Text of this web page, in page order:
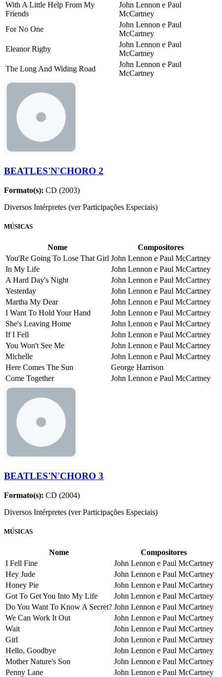
With A Little Help From My
Friends
John Lennon e Paul
McCartney
For No One
John Lennon e Paul
McCartney
Eleanor Rigby
John Lennon e Paul
McCartney
The Long And Widing Road
John Lennon e Paul
McCartney
BEATLES'N'CHORO 2
Formato(s): CD (2003)
Diversos Intérpretes (ver Participações Especiais)
MÚSICAS
Nome
Compositores
You'Re Going To Lose That Girl John Lennon e Paul McCartney
In My Life
John Lennon e Paul McCartney
A Hard Day's Night
John Lennon e Paul McCartney
Yesterday
John Lennon e Paul McCartney
Martha My Dear
John Lennon e Paul McCartney
I Want To Hold Your Hand
John Lennon e Paul McCartney
She's Leaving Home
John Lennon e Paul McCartney
If I Fell
John Lennon e Paul McCartney
You Won't See Me
John Lennon e Paul McCartney
Michelle
John Lennon e Paul McCartney
Here Comes The Sun
George Harrison
Come Together
John Lennon e Paul McCartney
BEATLES'N'CHORO 3
Formato(s): CD (2004)
Diversos Intérpretes (ver Participações Especiais)
MÚSICAS
Nome
Compositores
I Fell Fine
John Lennon e Paul McCartney
Hey Jude
John Lennon e Paul McCartney
Honey Pie
John Lennon e Paul McCartney
Got To Get You Into My Life
John Lennon e Paul McCartney
Do You Want To Know A Secret? John Lennon e Paul McCartney
We Can Work It Out
John Lennon e Paul McCartney
Wait
John Lennon e Paul McCartney
Girl
John Lennon e Paul McCartney
Hello, Goodbye
John Lennon e Paul McCartney
Mother Nature's Son
John Lennon e Paul McCartney
Penny Lane
John Lennon e Paul McCartney